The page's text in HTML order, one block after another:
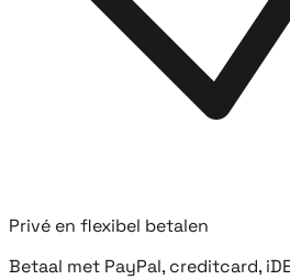
Privé en flexibel betalen
Betaal met PayPal, creditcard,